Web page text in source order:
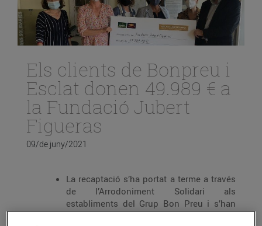
Els clients de Bonpreu i
Esclat donen 49.989 € a
la Fundació Jubert
Figueras
09/de juny/2021
La recaptació s’ha portat a terme a través
de l’Arrodoniment Solidari als
establiments del Grup Bon Preu i s’han
realitzat 290.008 donacions.